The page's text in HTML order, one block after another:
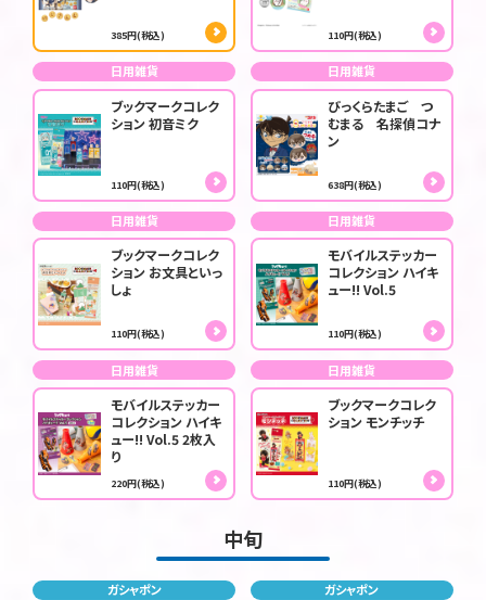
385円(税込) 110円(税込)
日用雑貨
ブックマークコレク
ション 初音ミク
110円(税込)
日用雑貨
びっくらたまご つ
むまる 名探偵コナ
ン
638円(税込)
日用雑貨
ブックマークコレク
ション お文具といっ
しょ
110円(税込)
日用雑貨
モバイルステッカー
コレクション ハイキ
ュー!! Vol.5
110円(税込)
日用雑貨
モバイルステッカー
コレクション ハイキ
ュー!! Vol.5 2枚入
り
220円(税込)
日用雑貨
ブックマークコレク
ション モンチッチ
110円(税込)
中旬
ガシャポン ガシャポン